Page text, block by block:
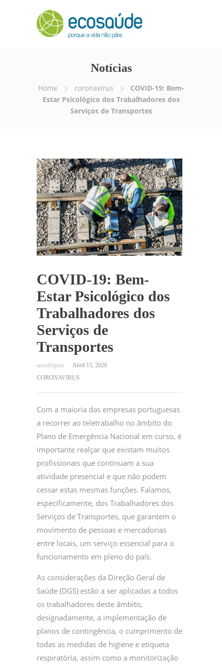
Notícias
Home coronavirus
COVID-19: Bem-
Estar Psicológico dos Trabalhadores dos
Serviços de Transportes
COVID-19: Bem-
Estar Psicológico dos
Trabalhadores dos
Serviços de
Transportes
Abril 15, 2020
CORONAVIRUS
Com a maioria das empresas portuguesas
a recorrer ao teletrabalho no âmbito do
Plano de Emergência Nacional em curso, é
importante realçar que existam muitos
profissionais que continuam a sua
atividade presencial e que não podem
cessar estas mesmas funções. Falamos,
especificamente, dos Trabalhadores dos
Serviços de Transportes, que garantem o
movimento de pessoas e mercadorias
entre locais, um serviço essencial para o
funcionamento em pleno do país.
As considerações da Direção Geral de
Saúde (DGS) estão a ser aplicadas a todos
os trabalhadores deste âmbito,
designadamente, a implementação de
planos de contingência, o cumprimento de
todas as medidas de higiene e etiqueta
respiratória, assim como a monitorização